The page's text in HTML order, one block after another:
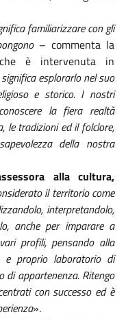
familiarizzare con gli
– commenta la
è intervenuta in
esplorarlo nel suo
e storico. I nostri
la fiera realtà
le tradizioni ed il folclore,
della nostra
alla cultura,
il territorio come
interpretandolo,
anche per imparare a
profili, pensando alla
proprio laboratorio di
di appartenenza. Ritengo
con successo ed è
».